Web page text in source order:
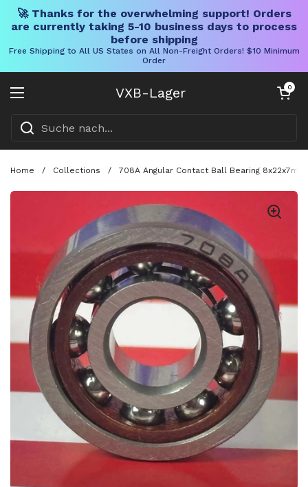
🚀 Thanks for the overwhelming support! Orders
are currently taking 5-10 business days to process
before shipping
Free Shipping to All US States on All Non-Freight Orders! $10 Minimum
Order
VXB-Lager
Menü öffnen
Warenkorb
0
Home / Collections / 708A Angular Contact Ball Bearing